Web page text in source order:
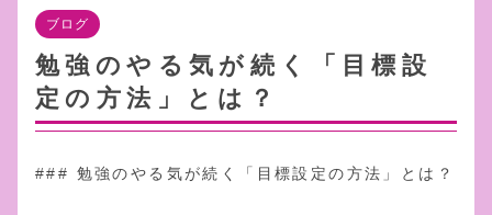
ブログ
勉強のやる気が続く「目標設
定の方法」とは？
### 勉強のやる気が続く「目標設定の方法」とは？